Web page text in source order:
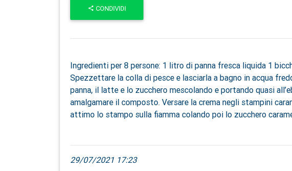
CONDIVIDI
Ingredienti per 8 persone: 1 litro di panna fresca liquida 1
Spezzettare la colla di pesce e lasciarla a bagno in acqua
panna, il latte e lo zucchero mescolando e portando quasi
amalgamare il composto. Versare la crema negli stampini
attimo lo stampo sulla fiamma colando poi lo zucchero
29/07/2021 17:23